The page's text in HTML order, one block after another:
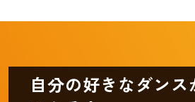
自分の好きなダン